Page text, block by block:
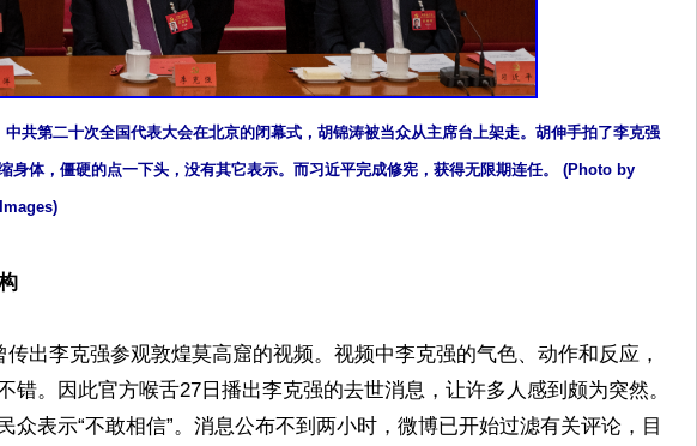
中共第二十次全国代表大会在北京的闭幕式，胡锦涛被当众从主席台上架走。胡伸手拍了李克强
身体，僵硬的点一下头，没有其它表示。而习近平完成修宪，获得无限期连任。 (Photo by
传出李克强参观敦煌莫高窟的视频。视频中李克强的气色、动作和反应，
错。因此官方喉舌27日播出李克强的去世消息，让许多人感到颇为突然。
众表示“不敢相信”。消息公布不到两小时，微博已开始过滤有关评论，目